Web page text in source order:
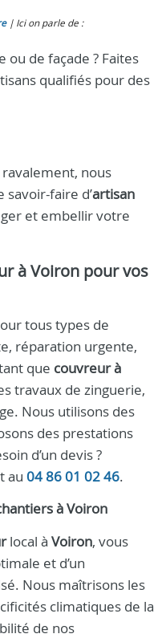
Ici on parle de :
de façade ? Faites
qualifiés pour des
nous
faire d’artisan
et embellir votre
à Voiron pour vos
tous types de
réparation urgente,
que couvreur à
travaux de zinguerie,
Nous utilisons des
des prestations
d’un devis ?
au 04 86 01 02 46.
àVoiron
local à Voiron, vous
et d’un
Nous maîtrisons les
climatiques de la
de nos